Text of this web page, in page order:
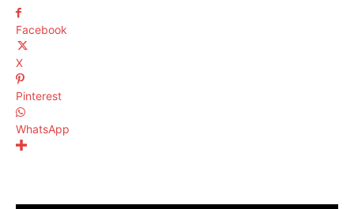
Facebook
X
Pinterest
WhatsApp